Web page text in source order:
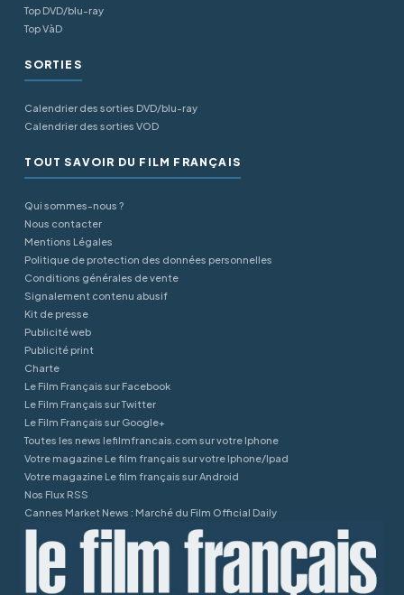
Top DVD/blu-ray
Top VàD
SORTIES
Calendrier des sorties DVD/blu-ray
Calendrier des sorties VOD
TOUT SAVOIR DU FILM FRANÇAIS
Qui sommes-nous ?
Nous contacter
Mentions Légales
Politique de protection des données personnelles
Conditions générales de vente
Signalement contenu abusif
Kit de presse
Publicité web
Publicité print
Charte
Le Film Français sur Facebook
Le Film Français sur Twitter
Le Film Français sur Google+
Toutes les news lefilmfrancais.com sur votre Iphone
Votre magazine Le film français sur votre Iphone/Ipad
Votre magazine Le film français sur Android
Nos Flux RSS
Cannes Market News : Marché du Film Official Daily